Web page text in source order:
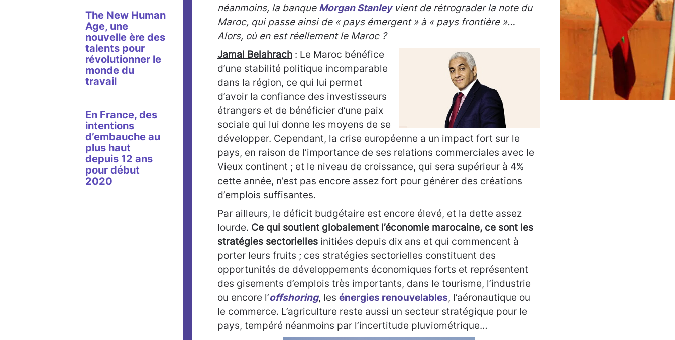
The New Human
Age, une
nouvelle ère des
talents pour
révolutionner le
monde du
travail
En France, des
intentions
d’embauche au
plus haut
depuis 12 ans
pour début
2020
néanmoins, la banque Morgan Stanleyvient de rétrograder la note du
Maroc, qui passe ainsi de « pays émergent » à « pays frontière »…
Alors, où en est réellement le Maroc ?
Jamal Belahrach : Le Maroc bénéfice
d’une stabilité politique incomparable
dans la région, ce qui lui permet
d’avoir la confiance des investisseurs
étrangers et de bénéficier d’une paix
sociale qui lui donne les moyens de se
développer. Cependant, la crise européenne a un impact fort sur le
pays, en raison de l’importance de ses relations commerciales avec le
Vieux continent ; et le niveau de croissance, qui sera supérieur à 4%
cette année, n’est pas encore assez fort pour générer des créations
d’emplois suffisantes.
Par ailleurs, le déficit budgétaire est encore élevé, et la dette assez
lourde. Ce qui soutient globalement l’économie marocaine, ce sont les
stratégies sectorielles initiées depuis dix ans et qui commencent à
porter leurs fruits ; ces stratégies sectorielles constituent des
opportunités de développements économiques forts et représentent
des gisements d’emplois très importants, dans le tourisme, l’industrie
ou encore l’offshoring, les énergies renouvelables, l’aéronautique ou
le commerce. L’agriculture reste aussi un secteur stratégique pour le
pays, tempéré néanmoins par l’incertitude pluviométrique…